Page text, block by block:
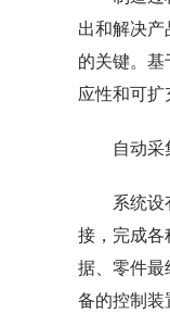
出和解决
的关键。
应性和可扩
自动采
系统设
接，完成各
据、零件最
备的控制装